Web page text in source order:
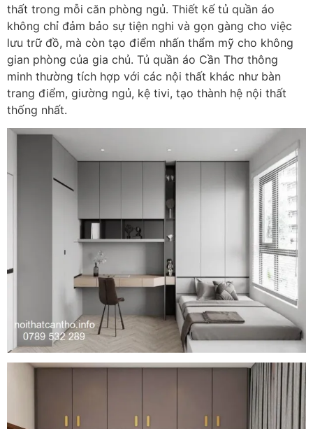
thất trong mỗi căn phòng ngủ. Thiết kế tủ quần áo
không chỉ đảm bảo sự tiện nghi và gọn gàng cho việc
lưu trữ đồ, mà còn tạo điểm nhấn thẩm mỹ cho không
gian phòng của gia chủ. Tủ quần áo Cần Thơ thông
minh thường tích hợp với các nội thất khác như bàn
trang điểm, giường ngủ, kệ tivi, tạo thành hệ nội thất
thống nhất.